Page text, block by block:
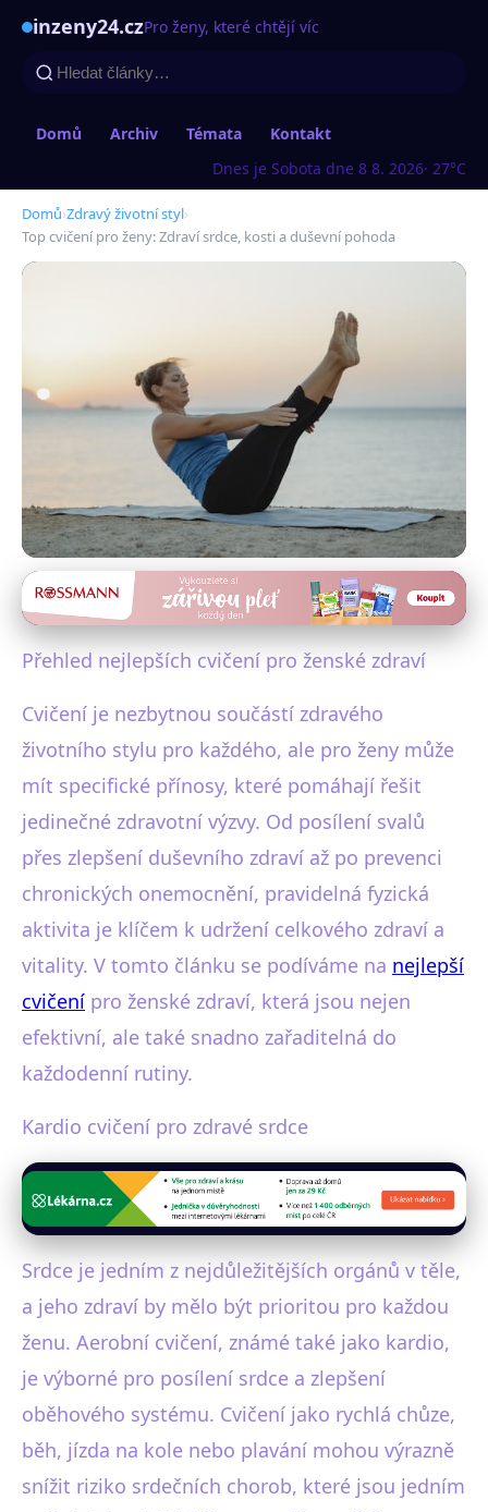
inzeny24.czPro ženy, které chtějí víc
Domů Archiv Témata
Kontakt
Dnes je Sobota dne 8 8. 2026· 27°C
Domů›Zdravý životní styl›
Top cvičení pro ženy: Zdraví srdce, kosti a duševní pohoda
Zdravý životní styl
Top cvičení pro ženy: Zdraví
5. 1. 2026 · 4 min čtení · Autor: Markéta Urbanová
Přehled nejlepších cvičení pro ženské zdraví
Cvičení je nezbytnou součástí zdravého
životního stylu pro každého, ale pro ženy může
mít specifické přínosy, které pomáhají řešit
jedinečné zdravotní výzvy. Od posílení svalů
přes zlepšení duševního zdraví až po prevenci
chronických onemocnění, pravidelná fyzická
aktivita je klíčem k udržení celkového zdraví a
vitality. V tomto článku se podíváme na nejlepší
cvičení pro ženské zdraví, která jsou nejen
efektivní, ale také snadno zařaditelná do
každodenní rutiny.
Kardio cvičení pro zdravé srdce
Srdce je jedním z nejdůležitějších orgánů v těle,
a jeho zdraví by mělo být prioritou pro každou
ženu. Aerobní cvičení, známé také jako kardio,
je výborné pro posílení srdce a zlepšení
oběhového systému. Cvičení jako rychlá chůze,
běh, jízda na kole nebo plavání mohou výrazně
snížit riziko srdečních chorob, které jsou jedním